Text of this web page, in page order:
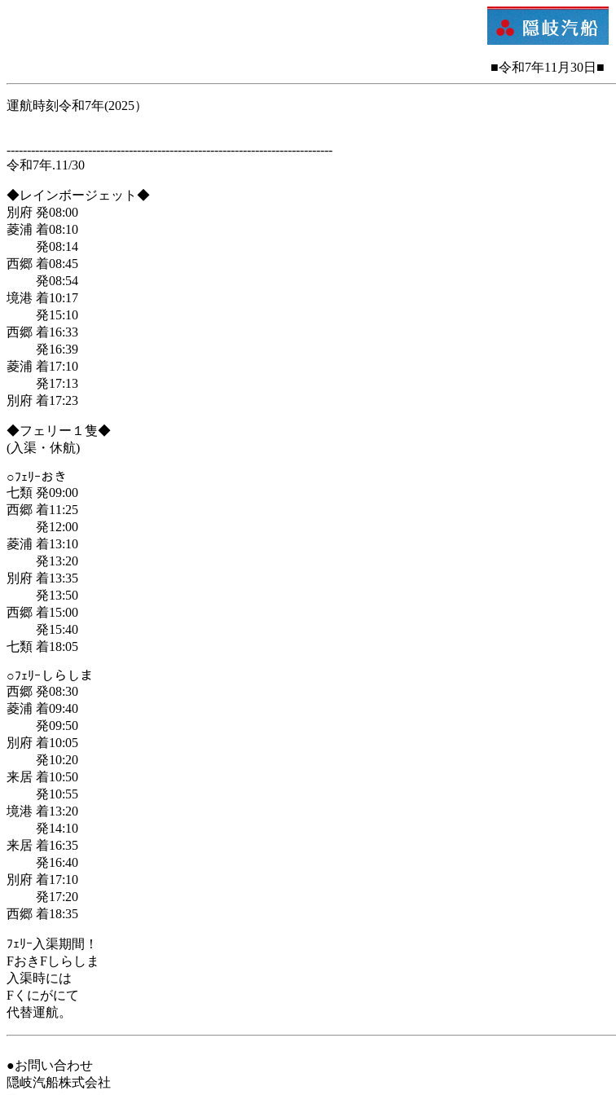
■令和7年11月30日■
運航時刻令和7年(2025）
--------------------------------------------------------------------------------
令和7年.11/30
◆レインボージェット◆
別府 発08:00
菱浦 着08:10
発08:14
西郷 着08:45
発08:54
境港 着10:17
発15:10
西郷 着16:33
発16:39
菱浦 着17:10
発17:13
別府 着17:23
◆フェリー１隻◆
(入渠・休航)
○ﾌｪﾘｰおき
七類 発09:00
西郷 着11:25
発12:00
菱浦 着13:10
発13:20
別府 着13:35
発13:50
西郷 着15:00
発15:40
七類 着18:05
○ﾌｪﾘｰしらしま
西郷 発08:30
菱浦 着09:40
発09:50
別府 着10:05
発10:20
来居 着10:50
発10:55
境港 着13:20
発14:10
来居 着16:35
発16:40
別府 着17:10
発17:20
西郷 着18:35
ﾌｪﾘｰ入渠期間！
FおきFしらしま
入渠時には
Fくにがにて
代替運航。
●お問い合わせ
隠岐汽船株式会社